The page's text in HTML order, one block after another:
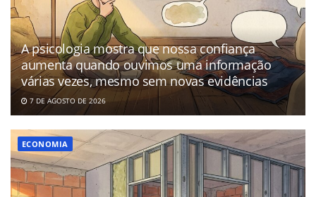
A psicologia mostra que nossa confiança
aumenta quando ouvimos uma informação
várias vezes, mesmo sem novas evidências
7 DE AGOSTO DE 2026
ECONOMIA